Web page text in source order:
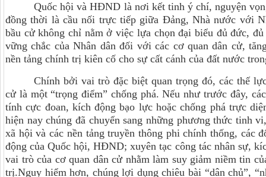
Quốc hội và HĐND là nơi kết tinh ý chí, nguyện
đồng thời là cầu nối trực tiếp giữa Đảng, Nhà nước với
bầu cử không chỉ nằm ở việc lựa chọn đại biểu đủ đức,
vững chắc của Nhân dân đối với các cơ quan dân cử,
nền tảng chính trị kiên cố cho sự cất cánh của đất nước
Chính bởi vai trò đặc biệt quan trọng đó, các thế
cử là một “trọng điểm” chống phá. Nếu như trước đây,
tính cực đoan, kích động bạo lực hoặc chống phá trực
hiện nay chúng đã chuyển sang những phương thức tinh
xã hội và các nền tảng truyền thông phi chính thống, các
động của Quốc hội, HĐND; xuyên tạc công tác nhân sự,
vai trò của cơ quan dân cử nhằm làm suy giảm niềm tin
trị.Nguy hiểm hơn, chúng lợi dụng chiêu bài “dân chủ”,